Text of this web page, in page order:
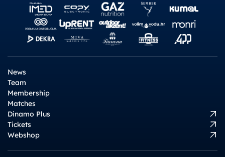
News
Team
Membership
Matches
Dinamo Plus
Tickets
Webshop